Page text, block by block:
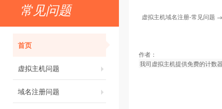
常见问题
首页
虚拟主机问题
域名注册问题
虚拟主机域名注册-常见问题
作者：
我司虚拟主机提供免费的计数